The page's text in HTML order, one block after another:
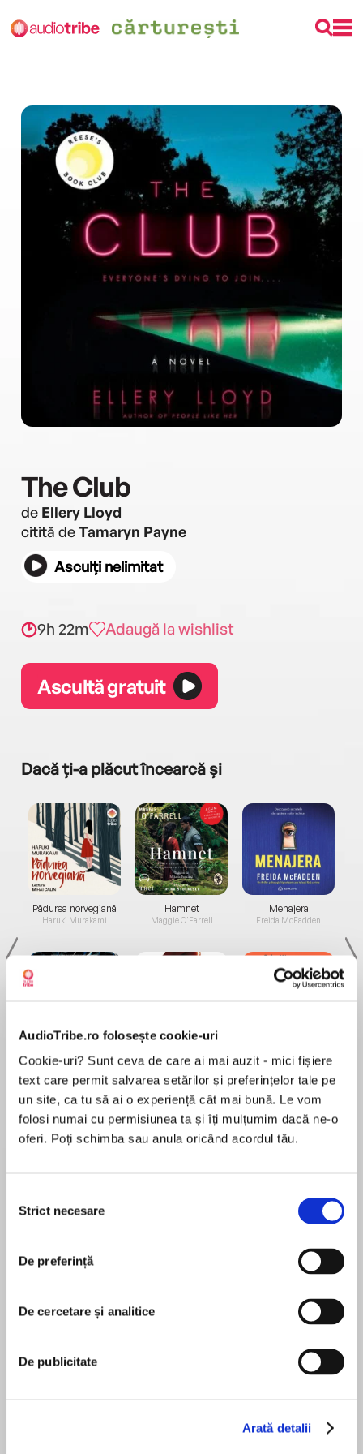
AudioTribe.ro folosește cookie-uri
Cookie-uri? Sunt ceva de care ai mai auzit - mici fișiere
text care permit salvarea setărilor și preferințelor tale pe
un site, ca tu să ai o experiență cât mai bună. Le vom
folosi numai cu permisiunea ta și îți mulțumim dacă ne-o
oferi. Poți schimba sau anula oricând acordul tău.
consimțământului
Strict necesare
De preferință
De cercetare și analitice
De publicitate
Arată detalii
The Club
de Ellery Lloyd
citită deTamaryn Payne
Asculți nelimitat
9h 22m Adaugă la wishlist
Ascultă gratuit
Dacă ți-a plăcut încearcă și
Pădurea norvegiană
Haruki Murakami
Elita de Argint (Elita
de...
Hamnet
Maggie O'Farrell
Diavolul se îmbracă de
la...
Menajera
Freida McFadden
Migdală
Sohn Won-pyung
From the author of People Like Her comes a
smart and sinister murder mystery set in the
secretive world of exclusive celebrity clubs.
Everyone's Dying to Join . . .
The Home Group is a glamorous collection of
celebrity members' clubs dotted across the
far from the prying eyes of fans and the media.
În acest moment nu există recenzii
Ellery Lloyd